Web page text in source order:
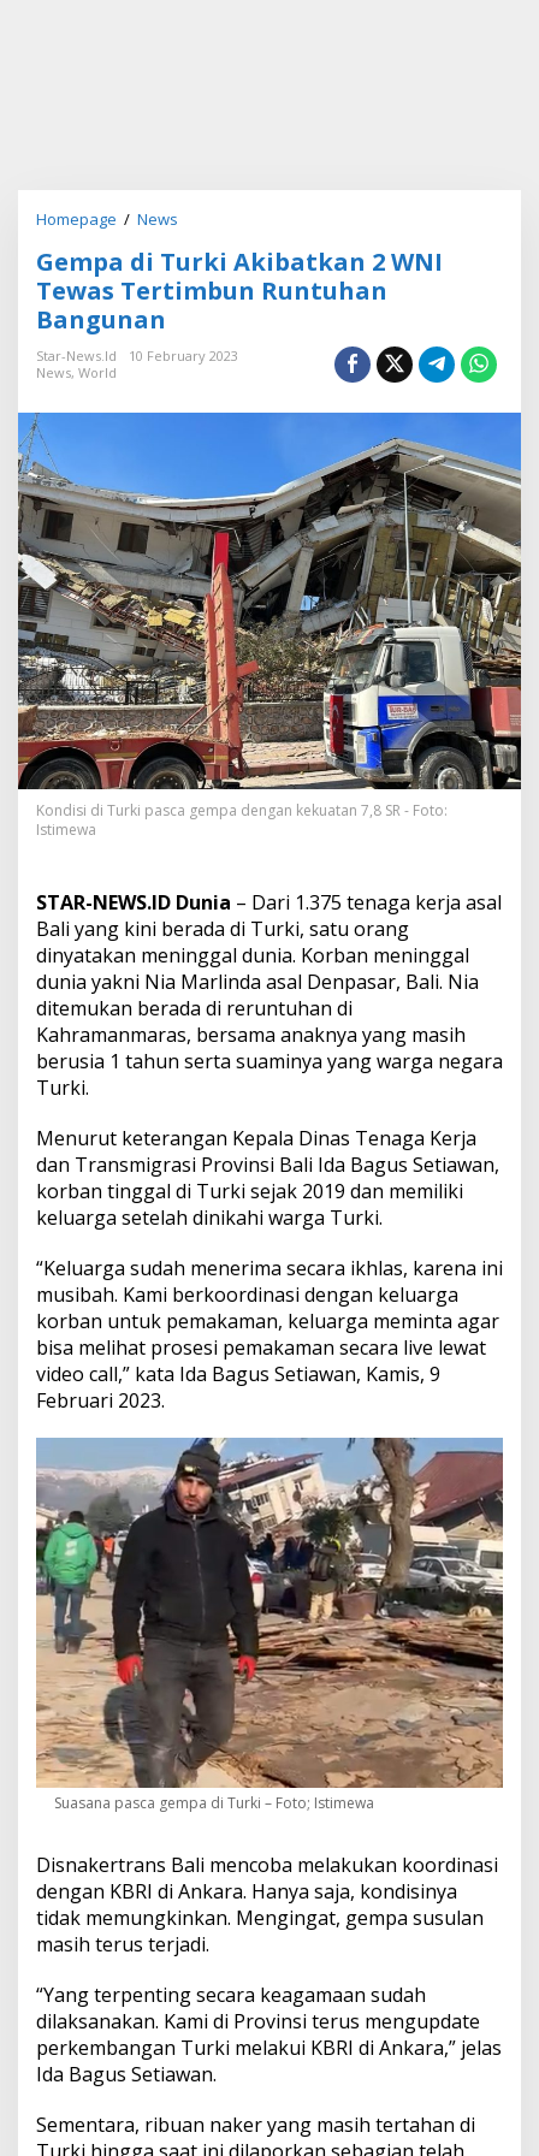
Homepage / News
m
p
a
i
r
k
i
b
a
t
k
a
n
2
W
N
I
T
e
w
e
r
t
i
m
b
u
n
R
u
h
a
n
n
g
u
n
a
n
Gempa di Turki Akibatkan 2 WNI
Tewas Tertimbun Runtuhan
Bangunan
Star-News.id
10 February 2023
News, World
Kondisi di Turki pasca gempa dengan kekuatan 7,8 SR - Foto:
Istimewa
STAR-NEWS.ID Dunia – Dari 1.375 tenaga kerja asal
Bali yang kini berada di Turki, satu orang
dinyatakan meninggal dunia. Korban meninggal
dunia yakni Nia Marlinda asal Denpasar, Bali. Nia
ditemukan berada di reruntuhan di
Kahramanmaras, bersama anaknya yang masih
berusia 1 tahun serta suaminya yang warga negara
Turki.
Menurut keterangan Kepala Dinas Tenaga Kerja
dan Transmigrasi Provinsi Bali Ida Bagus Setiawan,
korban tinggal di Turki sejak 2019 dan memiliki
keluarga setelah dinikahi warga Turki.
“Keluarga sudah menerima secara ikhlas, karena ini
musibah. Kami berkoordinasi dengan keluarga
korban untuk pemakaman, keluarga meminta agar
bisa melihat prosesi pemakaman secara live lewat
video call,” kata Ida Bagus Setiawan, Kamis, 9
Februari 2023.
Suasana pasca gempa di Turki – Foto; Istimewa
Disnakertrans Bali mencoba melakukan koordinasi
dengan KBRI di Ankara. Hanya saja, kondisinya
tidak memungkinkan. Mengingat, gempa susulan
masih terus terjadi.
“Yang terpenting secara keagamaan sudah
dilaksanakan. Kami di Provinsi terus mengupdate
perkembangan Turki melakui KBRI di Ankara,” jelas
Ida Bagus Setiawan.
Sementara, ribuan naker yang masih tertahan di